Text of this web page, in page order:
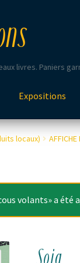
livres. Paniers
Expositions
locaux)
volants» a